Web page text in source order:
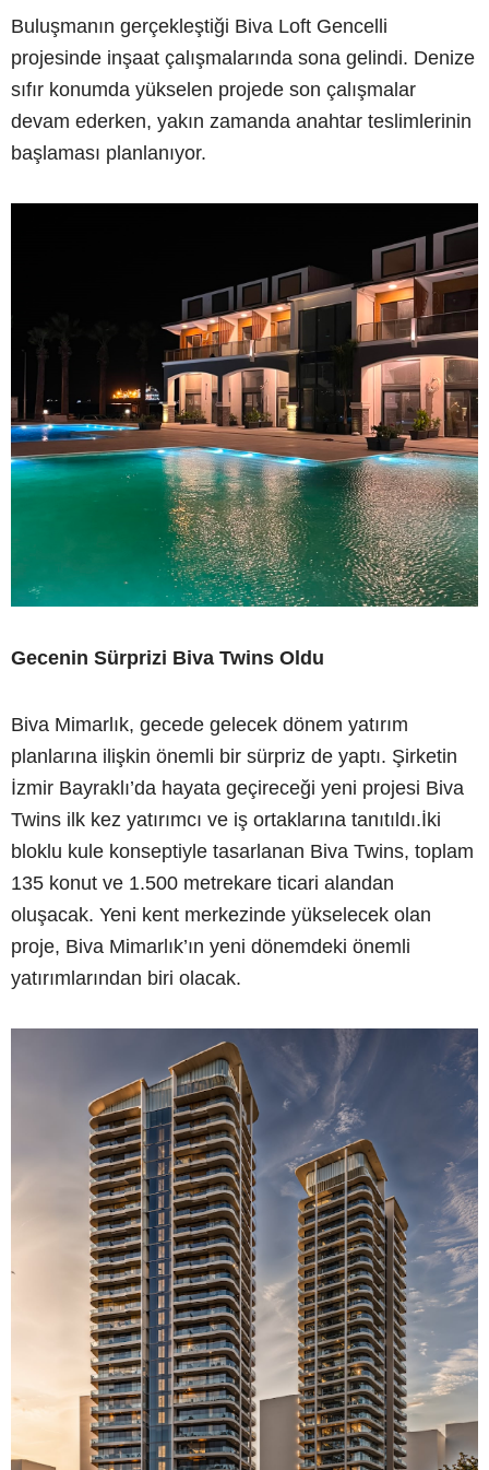
Buluşmanın gerçekleştiği Biva Loft Gencelli
projesinde inşaat çalışmalarında sona gelindi. Denize
sıfır konumda yükselen projede son çalışmalar
devam ederken, yakın zamanda anahtar teslimlerinin
başlaması planlanıyor.
Gecenin Sürprizi Biva Twins Oldu
Biva Mimarlık, gecede gelecek dönem yatırım
planlarına ilişkin önemli bir sürpriz de yaptı. Şirketin
İzmir Bayraklı’da hayata geçireceği yeni projesi Biva
Twins ilk kez yatırımcı ve iş ortaklarına tanıtıldı.İki
bloklu kule konseptiyle tasarlanan Biva Twins, toplam
135 konut ve 1.500 metrekare ticari alandan
oluşacak. Yeni kent merkezinde yükselecek olan
proje, Biva Mimarlık’ın yeni dönemdeki önemli
yatırımlarından biri olacak.